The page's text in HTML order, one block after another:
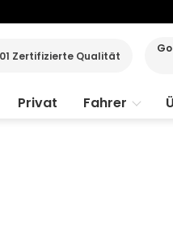
Zertifizierte Qualität
Privat Fahrer